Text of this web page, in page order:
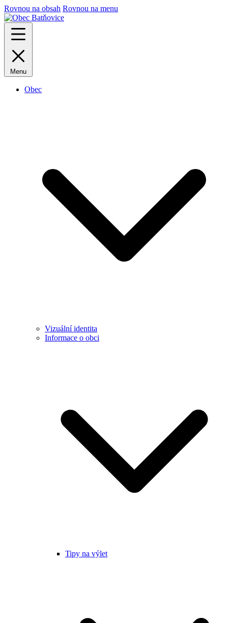
Rovnou na obsah Rovnou na menu
Menu
Obec
Vizuální identita
Informace o obci
Tipy na výlet